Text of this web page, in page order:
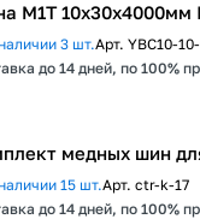
М1Т 10х30х4000мм
3 шт.Арт. YBC10-
до 14 дней, по 100%
медных шин
15 шт.Арт. ctr-k-17
до 14 дней, по 100%